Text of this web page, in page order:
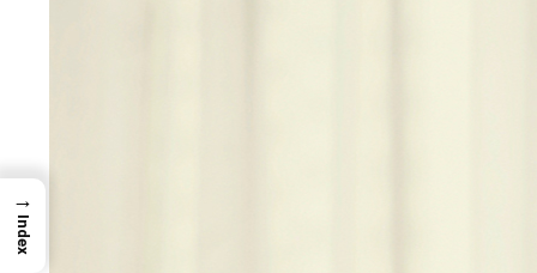
→
Index